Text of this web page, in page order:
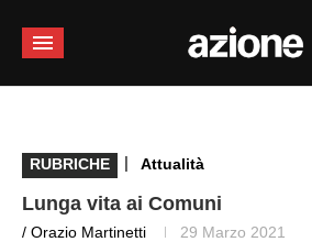
RUBRICHE | Attualità
Lunga vita ai Comuni
/ Orazio Martinetti 29 Marzo 2021